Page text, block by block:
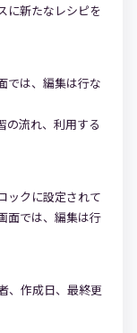
に新たなレシピを
では、編集は行な
の流れ、利用する
ックに設定されて
面では、編集は行
、作成日、最終更